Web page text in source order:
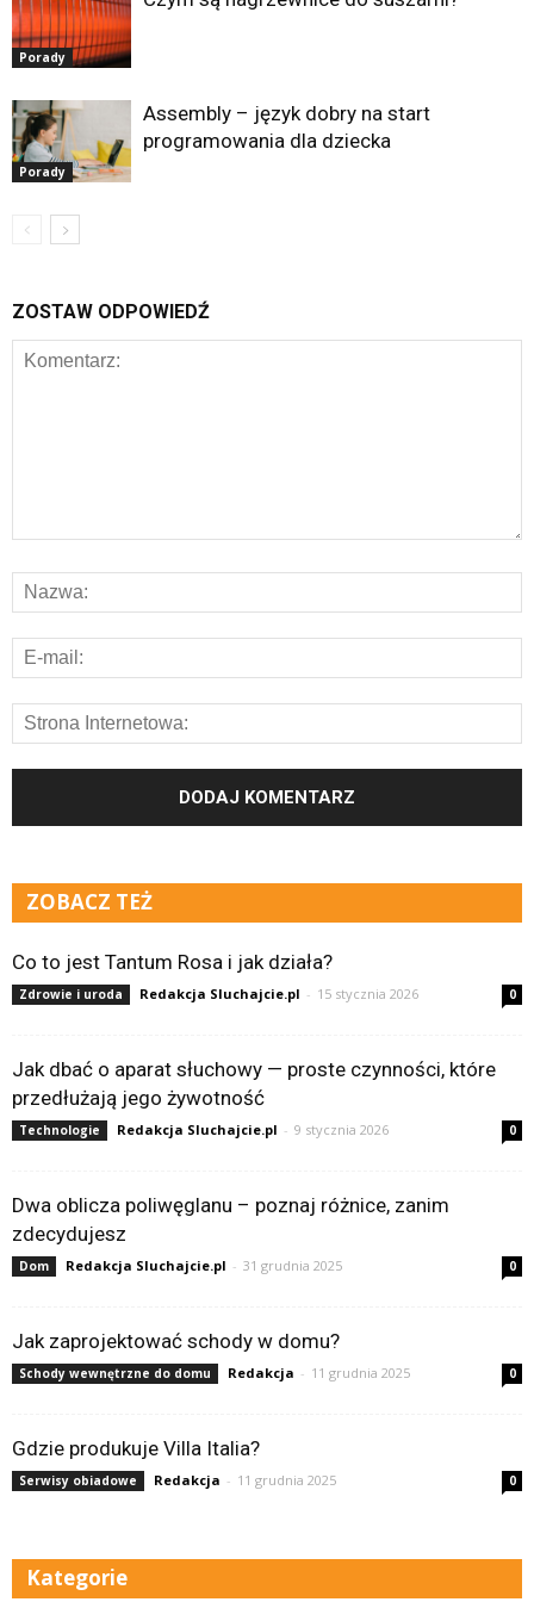
Porady
Porady
Assembly – język dobry na start
programowania dla dziecka
ZOSTAW ODPOWIEDŹ
ZOBACZ TEŻ
Co to jest Tantum Rosa i jak działa?
Zdrowie i uroda Redakcja Sluchajcie.pl - 15 stycznia 2026 0
Jak dbać o aparat słuchowy — proste czynności, które
przedłużają jego żywotność
Technologie Redakcja Sluchajcie.pl - 9 stycznia 2026 0
Dwa oblicza poliwęglanu – poznaj różnice, zanim
zdecydujesz
Dom Redakcja Sluchajcie.pl - 31 grudnia 2025 0
Jak zaprojektować schody w domu?
Schody wewnętrzne do domu Redakcja - 11 grudnia 2025 0
Gdzie produkuje Villa Italia?
Serwisy obiadowe Redakcja - 11 grudnia 2025 0
Kategorie